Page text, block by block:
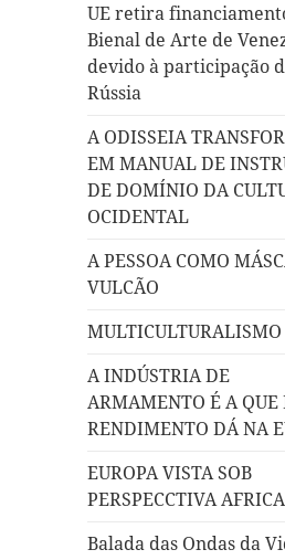
UE retira
Bienal de Arte de
devido à participação
Rússia
A ODISSEIA
EM MANUAL DE
DE DOMÍNIO DA
OCIDENTAL
A PESSOA COMO
VULCÃO
MULTICULTURALISMO
A INDÚSTRIA DE
ARMAMENTO É A QUE
RENDIMENTO DÁ NA
EUROPA VISTA SOB
PERSPECCTIVA
Balada das Ondas da